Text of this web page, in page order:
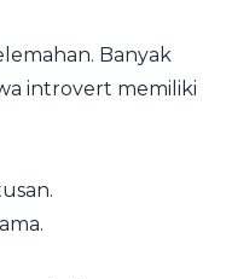
Banyak
introvert memiliki